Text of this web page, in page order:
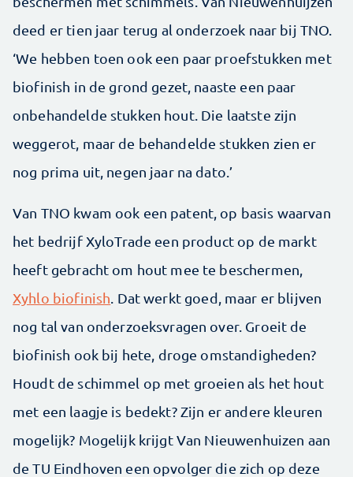
deed er tien jaar terug al onderzoek naar bij TNO.
‘We hebben toen ook een paar proefstukken met
biofinish in de grond gezet, naaste een paar
onbehandelde stukken hout. Die laatste zijn
weggerot, maar de behandelde stukken zien er
nog prima uit, negen jaar na dato.’
Van TNO kwam ook een patent, op basis waarvan
het bedrijf XyloTrade een product op de markt
heeft gebracht om hout mee te beschermen,
Xyhlo biofinish . Dat werkt goed, maar er blijven
nog tal van onderzoeksvragen over. Groeit de
biofinish ook bij hete, droge omstandigheden?
Houdt de schimmel op met groeien als het hout
met een laagje is bedekt? Zijn er andere kleuren
mogelijk? Mogelijk krijgt Van Nieuwenhuizen aan
de TU Eindhoven een opvolger die zich op deze